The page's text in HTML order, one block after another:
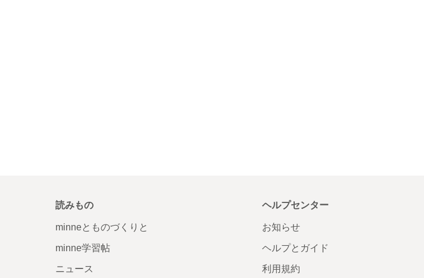
読みもの
minneとものづくりと
minne学習帖
ニュース
ヘルプセンター
お知らせ
ヘルプとガイド
利用規約